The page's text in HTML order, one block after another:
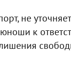
не
к